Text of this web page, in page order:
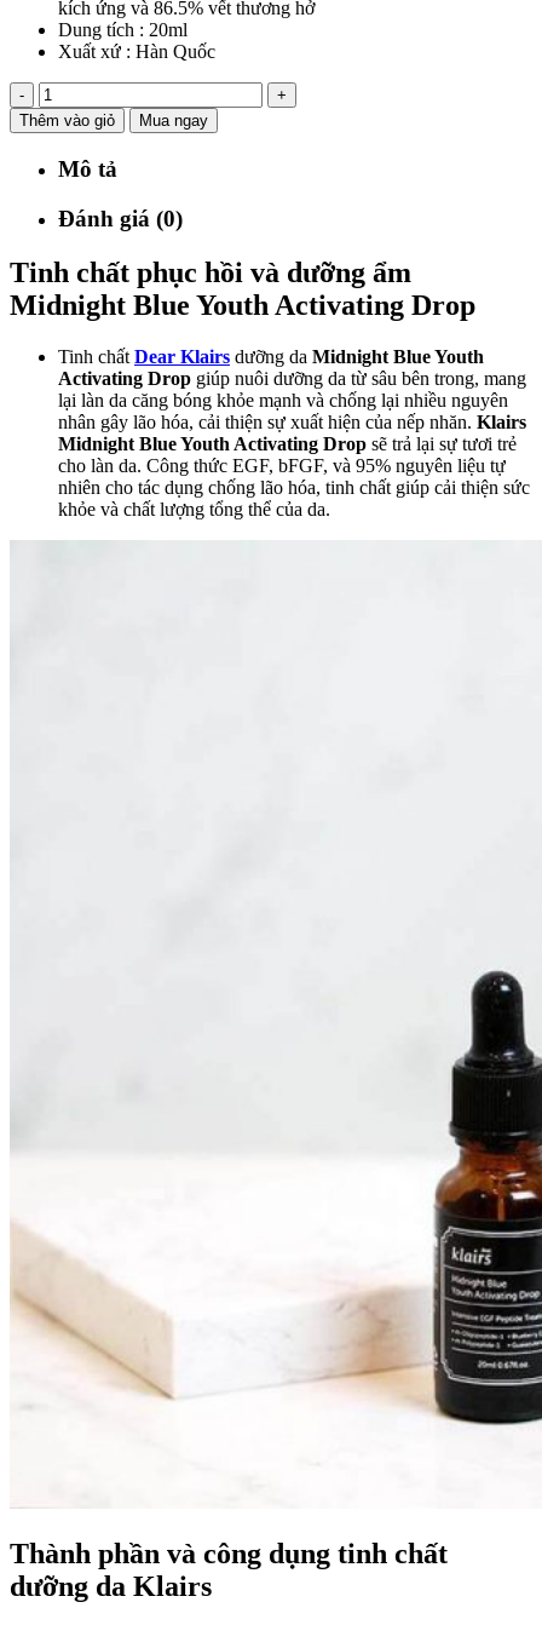
kích ứng và 86.5% vết thương hở
Dung tích : 20ml
Xuất xứ : Hàn Quốc
-
+
Thêm vào giỏ
Mua ngay
Mô tả
Đánh giá (0)
Tinh chất phục hồi và dưỡng ẩm
Midnight Blue Youth Activating Drop
Tinh chất Dear Klairs dưỡng da Midnight Blue Youth
Activating Drop giúp nuôi dưỡng da từ sâu bên trong, mang
lại làn da căng bóng khỏe mạnh và chống lại nhiều nguyên
nhân gây lão hóa, cải thiện sự xuất hiện của nếp nhăn. Klairs
Midnight Blue Youth Activating Drop sẽ trả lại sự tươi trẻ
cho làn da. Công thức EGF, bFGF, và 95% nguyên liệu tự
nhiên cho tác dụng chống lão hóa, tinh chất giúp cải thiện sức
khỏe và chất lượng tổng thể của da.
Thành phần và công dụng tinh chất
dưỡng da Klairs